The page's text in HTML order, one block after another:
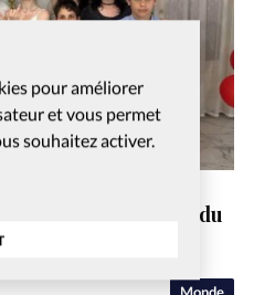
pour améliorer
et vous permet
souhaitez activer.
Monde
évangélique
dans le centre du